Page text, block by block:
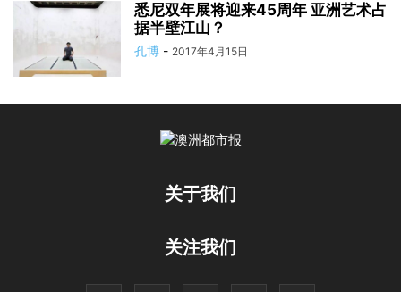
悉尼双年展将迎来45周年 亚洲艺术占
据半壁江山？
孔博 - 2017年4月15日
关于我们
关注我们